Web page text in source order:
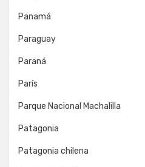
Panamá
Paraguay
Paraná
París
Parque Nacional Machalilla
Patagonia
Patagonia chilena